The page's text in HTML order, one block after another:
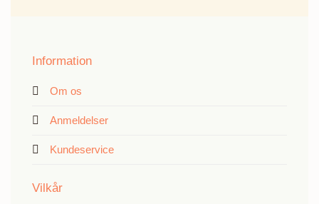
Information
Om os
Anmeldelser
Kundeservice
Vilkår